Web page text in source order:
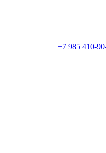
+7 985 410-